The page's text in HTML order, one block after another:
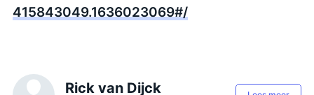
415843049.1636023069#/
Rick van Dijck